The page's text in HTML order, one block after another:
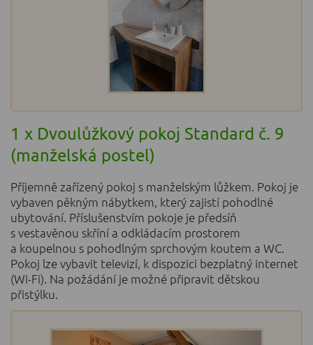
1 x Dvoulůžkový pokoj Standard č. 9
(manželská postel)
Příjemně zařízený pokoj s manželským lůžkem. Pokoj je
vybaven pěkným nábytkem, který zajistí pohodlné
ubytování. Příslušenstvím pokoje je předsíň
s vestavěnou skříní a odkládacím prostorem
a koupelnou s pohodlným sprchovým koutem a WC.
Pokoj lze vybavit televizí, k dispozici bezplatný internet
(Wi-Fi). Na požádání je možné připravit dětskou
přistýlku.